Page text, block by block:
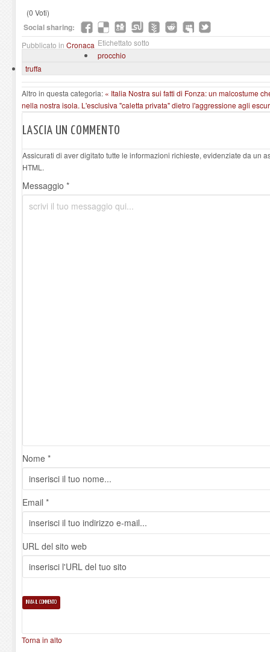
(0 Voti)
Social sharing:
Pubblicato in Cronaca Etichettato sotto
procchio
truffa
Altro in questa categoria: « Italia Nostra sui fatti di Fonza: un malcostume
nella nostra isola. L'esclusiva "caletta privata" dietro l'aggressione agli
LASCIA UN COMMENTO
Assicurati di aver digitato tutte le informazioni richieste, evidenziate da un
HTML.
Messaggio *
Nome *
Email *
URL del sito web
Torna in alto